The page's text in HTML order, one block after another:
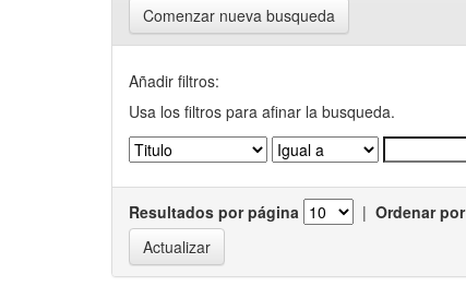
Comenzar nueva busqueda
Añadir filtros:
Usa los filtros para afinar la busqueda.
Resultados por página | Ordenar por